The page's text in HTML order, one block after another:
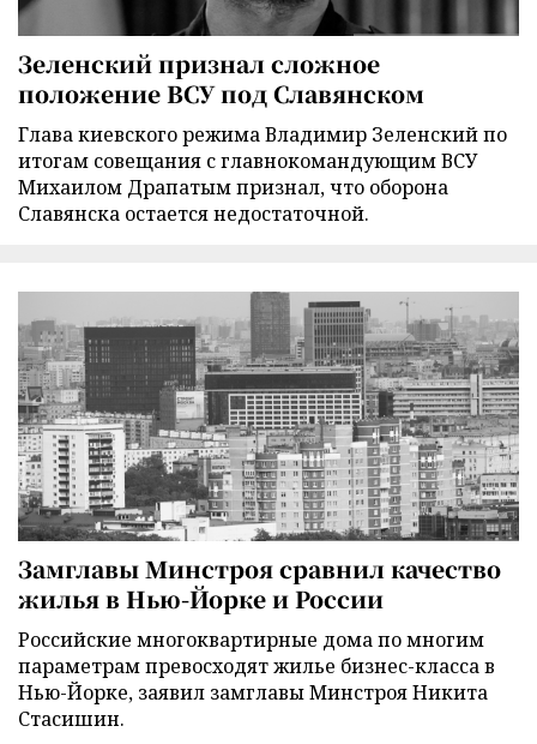
Зеленский признал сложное
положение ВСУ под Славянском
Глава киевского режима Владимир Зеленский по
итогам совещания с главнокомандующим ВСУ
Михаилом Драпатым признал, что оборона
Славянска остается недостаточной.
Замглавы Минстроя сравнил качество
жилья в Нью-Йорке и России
Российские многоквартирные дома по многим
параметрам превосходят жилье бизнес-класса в
Нью-Йорке, заявил замглавы Минстроя Никита
Стасишин.